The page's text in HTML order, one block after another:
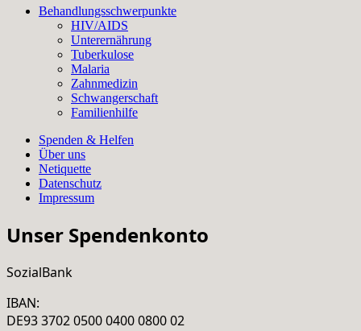
Behandlungsschwerpunkte
HIV/AIDS
Unterernährung
Tuberkulose
Malaria
Zahnmedizin
Schwangerschaft
Familienhilfe
Spenden & Helfen
Über uns
Netiquette
Datenschutz
Impressum
Unser Spendenkonto
SozialBank
IBAN:
DE93 3702 0500 0400 0800 02